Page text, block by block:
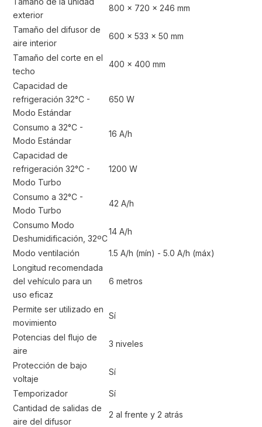
exterior
800 x 720 x 246 mm
Tamaño del difusor de
aire interior
600 x 533 x 50 mm
Tamaño del corte en el
techo
400 x 400 mm
Capacidad de
refrigeración 32°C -
Modo Estándar
650 W
Consumo a 32°C -
Modo Estándar
16 A/h
Capacidad de
refrigeración 32°C -
Modo Turbo
1200 W
Consumo a 32°C -
Modo Turbo
42 A/h
Consumo Modo
Deshumidificación, 32ºC
14 A/h
Modo ventilación
1.5 A/h (mín) - 5.0 A/h (máx)
Longitud recomendada
del vehículo para un
uso eficaz
6 metros
Permite ser utilizado en
movimiento
Sí
Potencias del flujo de
aire
3 niveles
Protección de bajo
voltaje
Sí
Temporizador
Sí
Cantidad de salidas de
aire del difusor
2 al frente y 2 atrás